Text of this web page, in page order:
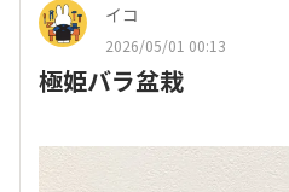
イコ
2026/05/01 00:13
極姫バラ盆栽